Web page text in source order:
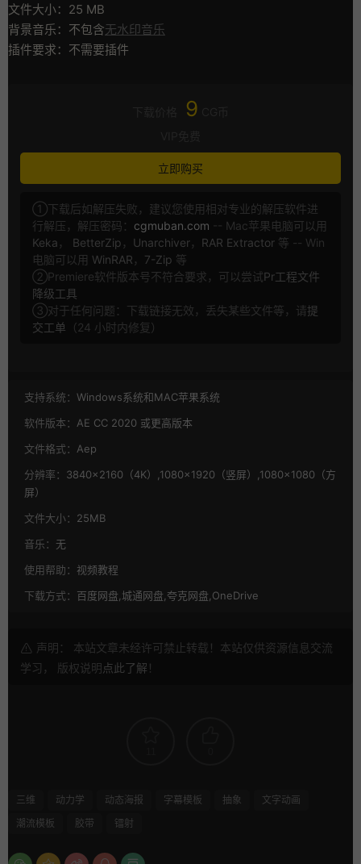
文件大小：25 MB
背景音乐：不包含无水印音乐
插件要求：不需要插件
9
立即购买
①下载后如解压失败，建议您使用相对专业的解压软件进
行解压，解压密码： cgmuban.com -- Mac苹果电脑可以用
Keka ， BetterZip ， Unarchiver， RAR Extractor 等 -- Win
电脑可以用 WinRAR ， 7-Zip 等
②Premiere软件版本号不符合要求，可以尝试Pr工程文件
降级工具
③对于任何问题：下载链接无效，丢失某些文件等，请提
交工单 （24 小时内修复）
支持系统： Windows系统和MAC苹果系统
软件版本： AE CC 2020 或更高版本
文件格式： Aep
分辨率： 3840×2160（4K）,1080×1920（竖屏）,1080×1080（方
屏）
文件大小： 25MB
音乐： 无
使用帮助： 视频教程
下载方式： 百度网盘,城通网盘,夸克网盘,OneDrive
声明： 本站文章未经许可禁止转载！本站仅供资源信息交流
学习， 版权说明点此了解 ！
三维 动力学 动态海报 字幕模板 抽象
文字动画
潮流模板
胶带 镭射